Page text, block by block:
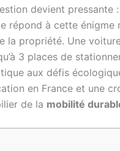
devient
répond à cette
la propriété. Une
3 places de
aux défis
en France et une
de la mobilité